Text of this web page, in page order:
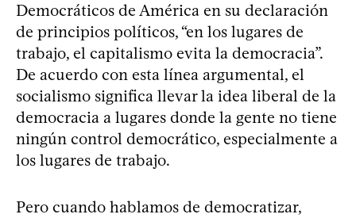
Democráticos de América en su declaración
de principios políticos, “en los lugares de
trabajo, el capitalismo evita la democracia”.
De acuerdo con esta línea argumental, el
socialismo significa llevar la idea liberal de la
democracia a lugares donde la gente no tiene
ningún control democrático, especialmente a
los lugares de trabajo.
Pero cuando hablamos de democratizar,